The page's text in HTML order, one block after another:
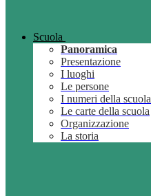
Scuola
Panoramica
Presentazione
I luoghi
Le persone
I numeri della scuola
Le carte della scuola
Organizzazione
La storia